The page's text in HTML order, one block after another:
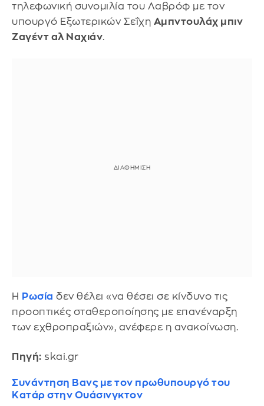
τηλεφωνική συνομιλία του Λαβρόφ με τον
υπουργό Εξωτερικών Σεΐχη Αμπντουλάχ μπιν
Ζαγέντ αλ Ναχιάν.
Η Ρωσία δεν θέλει «να θέσει σε κίνδυνο τις
προοπτικές σταθεροποίησης με επανέναρξη
των εχθροπραξιών», ανέφερε η ανακοίνωση.
Πηγή: skai.gr
Συνάντηση Βανς με τον πρωθυπουργό του
Κατάρ στην Ουάσινγκτον